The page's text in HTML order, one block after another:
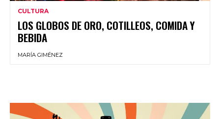
CULTURA
LOS GLOBOS DE ORO, COTILLEOS, COMIDA Y
BEBIDA
MARÍA GIMÉNEZ